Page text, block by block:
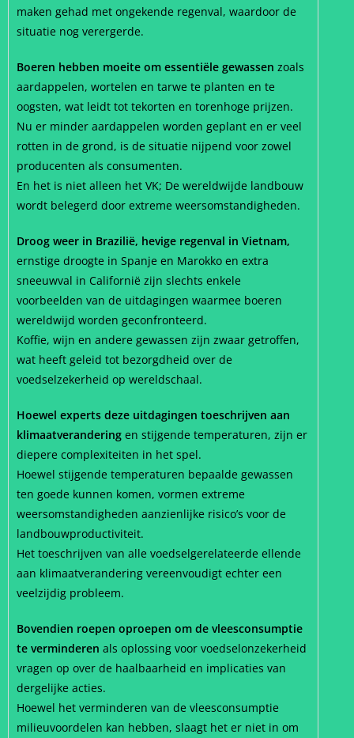
maken gehad met ongekende regenval, waardoor de
situatie nog verergerde.
Boeren hebben moeite om essentiële gewassen zoals
aardappelen, wortelen en tarwe te planten en te
oogsten, wat leidt tot tekorten en torenhoge prijzen.
Nu er minder aardappelen worden geplant en er veel
rotten in de grond, is de situatie nijpend voor zowel
producenten als consumenten.
En het is niet alleen het VK; De wereldwijde landbouw
wordt belegerd door extreme weersomstandigheden.
Droog weer in Brazilië, hevige regenval in Vietnam,
ernstige droogte in Spanje en Marokko en extra
sneeuwval in Californië zijn slechts enkele
voorbeelden van de uitdagingen waarmee boeren
wereldwijd worden geconfronteerd.
Koffie, wijn en andere gewassen zijn zwaar getroffen,
wat heeft geleid tot bezorgdheid over de
voedselzekerheid op wereldschaal.
Hoewel experts deze uitdagingen toeschrijven aan
klimaatverandering en stijgende temperaturen, zijn er
diepere complexiteiten in het spel.
Hoewel stijgende temperaturen bepaalde gewassen
ten goede kunnen komen, vormen extreme
weersomstandigheden aanzienlijke risico’s voor de
landbouwproductiviteit.
Het toeschrijven van alle voedselgerelateerde ellende
aan klimaatverandering vereenvoudigt echter een
veelzijdig probleem.
Bovendien roepen oproepen om de vleesconsumptie
te verminderen als oplossing voor voedselonzekerheid
vragen op over de haalbaarheid en implicaties van
dergelijke acties.
Hoewel het verminderen van de vleesconsumptie
milieuvoordelen kan hebben, slaagt het er niet in om